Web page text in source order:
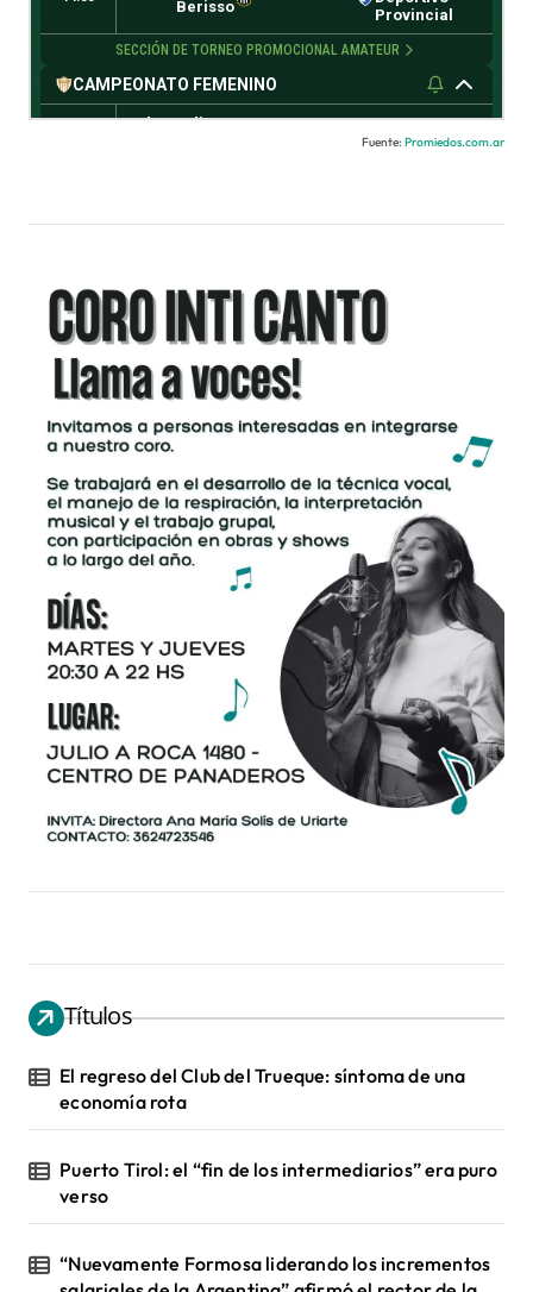
Fuente: Promiedos.com.ar
Títulos
El regreso del Club del Trueque: síntoma de una
economía rota
Puerto Tirol: el “fin de los intermediarios” era puro
verso
“Nuevamente Formosa liderando los incrementos